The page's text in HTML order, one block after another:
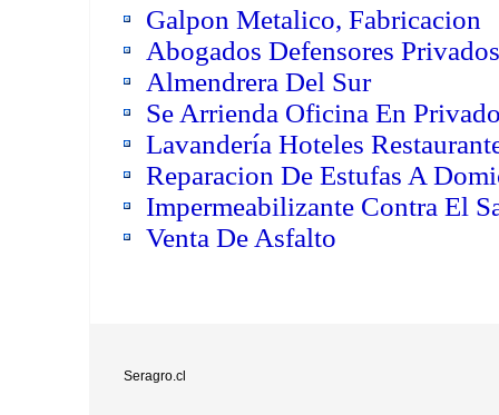
Galpon Metalico, Fabricacion
Abogados Defensores Privados
Almendrera Del Sur
Se Arrienda Oficina En
Lavandería Hoteles
Reparacion De Estufas A
Impermeabilizante Contra El
Venta De Asfalto
Seragro.cl